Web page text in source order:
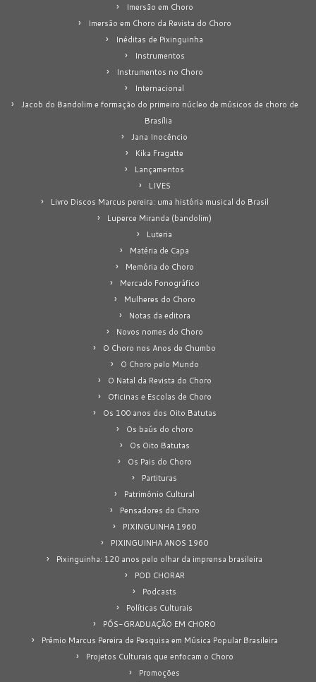
Imersão em Choro
Imersão em Choro da Revista do Choro
Inéditas de Pixinguinha
Instrumentos
Instrumentos no Choro
Internacional
Jacob do Bandolim e formação do primeiro núcleo de músicos de choro de
Brasília
Jana Inocêncio
Kika Fragatte
Lançamentos
LIVES
Livro Discos Marcus pereira: uma história musical do Brasil
Luperce Miranda (bandolim)
Luteria
Matéria de Capa
Memória do Choro
Mercado Fonográfico
Mulheres do Choro
Notas da editora
Novos nomes do Choro
O Choro nos Anos de Chumbo
O Choro pelo Mundo
O Natal da Revista do Choro
Oficinas e Escolas de Choro
Os 100 anos dos Oito Batutas
Os baús do choro
Os Oito Batutas
Os Pais do Choro
Partituras
Patrimônio Cultural
Pensadores do Choro
PIXINGUINHA 1960
PIXINGUINHA ANOS 1960
Pixinguinha: 120 anos pelo olhar da imprensa brasileira
POD CHORAR
Podcasts
Políticas Culturais
PÓS-GRADUAÇÃO EM CHORO
Prêmio Marcus Pereira de Pesquisa em Música Popular Brasileira
Projetos Culturais que enfocam o Choro
Promoções